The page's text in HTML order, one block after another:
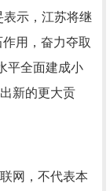
表示，江苏将继
作用，奋力夺取
平全面建成小
新的更大贡
网，不代表本